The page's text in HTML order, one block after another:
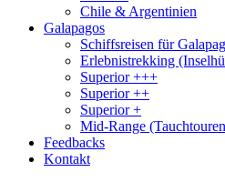
Chile & Argentinien
Galapagos
Schiffsreisen für
Erlebnistrekking
Superior +++
Superior ++
Superior +
Mid-Range
Feedbacks
Kontakt